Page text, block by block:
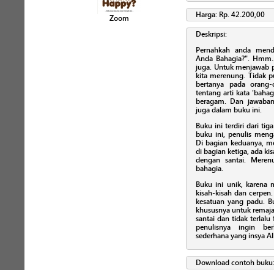
Zoom Harga: Rp. 42.200,00
Deskripsi:
Pernahkah anda
Anda Bahagia?".
juga. Untuk menjawab
kita merenung. Tidak
bertanya pada
tentang arti kata
beragam. Dan
juga dalam buku ini.
Buku ini terdiri dari
buku ini, penulis
Di bagian keduanya,
di bagian ketiga, ada
dengan santai.
bahagia.
Buku ini unik, karena
kisah-kisah dan
kesatuan yang padu.
khususnya untuk
santai dan tidak terlalu
penulisnya ingin
sederhana yang insya
Download contoh